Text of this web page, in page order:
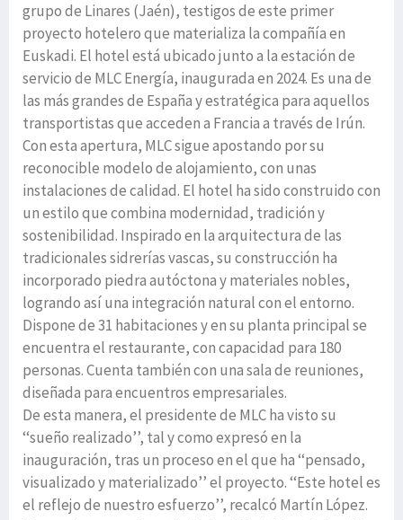
grupo de Linares (Jaén), testigos de este primer
proyecto hotelero que materializa la compañía en
Euskadi. El hotel está ubicado junto a la estación de
servicio de MLC Energía, inaugurada en 2024. Es una de
las más grandes de España y estratégica para aquellos
transportistas que acceden a Francia a través de Irún.
Con esta apertura, MLC sigue apostando por su
reconocible modelo de alojamiento, con unas
instalaciones de calidad. El hotel ha sido construido con
un estilo que combina modernidad, tradición y
sostenibilidad. Inspirado en la arquitectura de las
tradicionales sidrerías vascas, su construcción ha
incorporado piedra autóctona y materiales nobles,
logrando así una integración natural con el entorno.
Dispone de 31 habitaciones y en su planta principal se
encuentra el restaurante, con capacidad para 180
personas. Cuenta también con una sala de reuniones,
diseñada para encuentros empresariales.
De esta manera, el presidente de MLC ha visto su
‘‘sueño realizado’’, tal y como expresó en la
inauguración, tras un proceso en el que ha ‘‘pensado,
visualizado y materializado’’ el proyecto. ‘‘Este hotel es
el reflejo de nuestro esfuerzo’’, recalcó Martín López.